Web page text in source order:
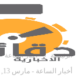
‫الرئيسية‬ أخبار الساعة
أخبار الساعة - مارس 13, 2025